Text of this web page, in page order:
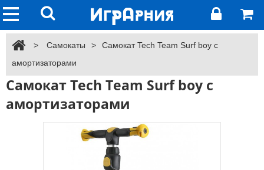
> Самокаты >
Самокат Tech Team Surf boy с
амортизаторами
Самокат Tech Team Surf boy с
амортизаторами